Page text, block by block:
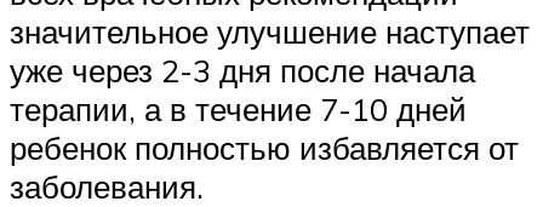
значительное улучшение наступает
уже через 2-3 дня после начала
терапии, а в течение 7-10 дней
ребенок полностью избавляется от
заболевания.